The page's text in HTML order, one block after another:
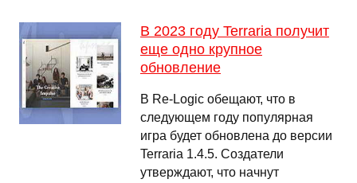
В 2023 году Terraria получит
еще одно крупное
обновление
В Re-Logic обещают, что в
следующем году популярная
игра будет обновлена до версии
Terraria 1.4.5. Создатели
утверждают, что начнут